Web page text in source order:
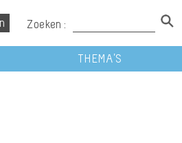
Zoeken :
THEMA’S